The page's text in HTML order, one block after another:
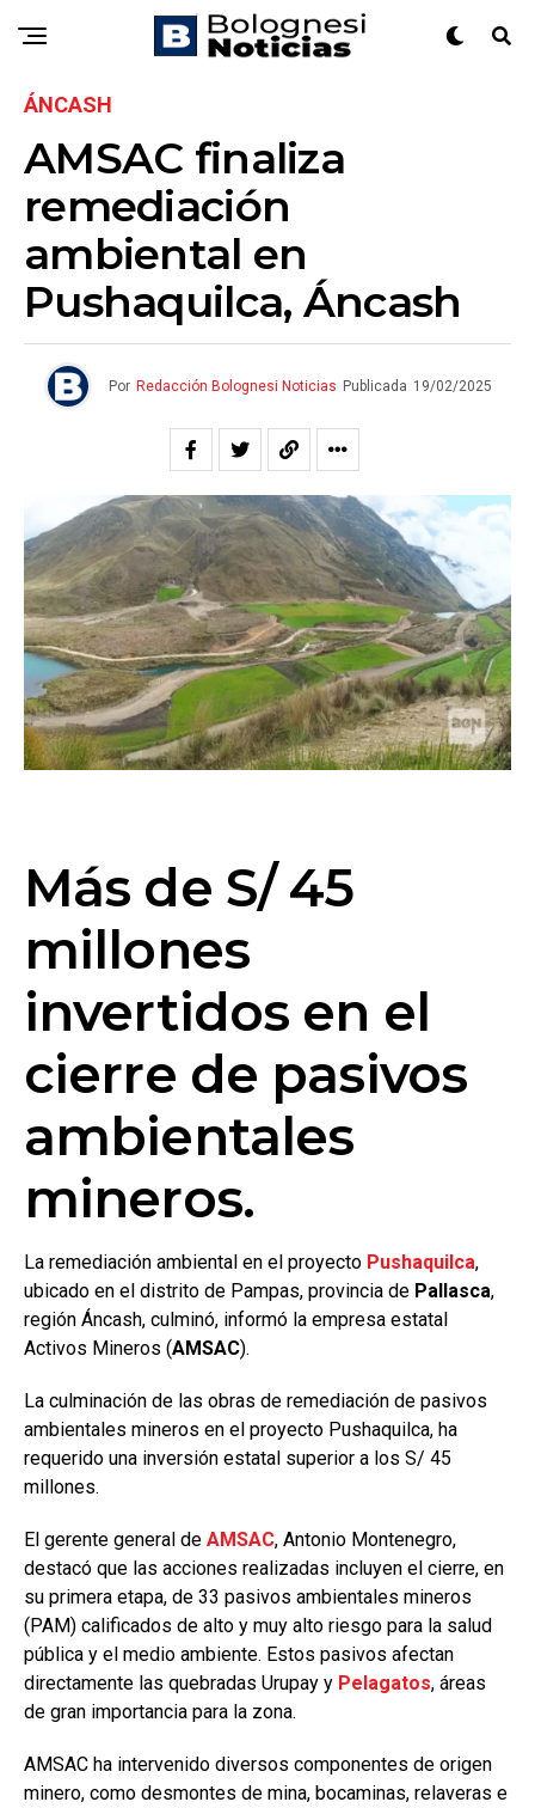
ÁNCASH
AMSAC finaliza
remediación
ambiental en
Pushaquilca, Áncash
Por Redacción Bolognesi Noticias Publicada 19/02/2025
Más de S/ 45
millones
invertidos en el
cierre de pasivos
ambientales
mineros.
La remediación ambiental en el proyecto Pushaquilca,
ubicado en el distrito de Pampas, provincia de Pallasca,
región Áncash, culminó, informó la empresa estatal
Activos Mineros (AMSAC).
La culminación de las obras de remediación de pasivos
ambientales mineros en el proyecto Pushaquilca, ha
requerido una inversión estatal superior a los S/ 45
millones.
El gerente general de AMSAC, Antonio Montenegro,
destacó que las acciones realizadas incluyen el cierre, en
su primera etapa, de 33 pasivos ambientales mineros
(PAM) calificados de alto y muy alto riesgo para la salud
pública y el medio ambiente. Estos pasivos afectan
directamente las quebradas Urupay y Pelagatos, áreas
de gran importancia para la zona.
AMSAC ha intervenido diversos componentes de origen
minero, como desmontes de mina, bocaminas, relaveras e